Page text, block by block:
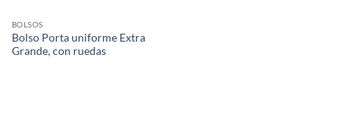
BOLSOS
Bolso Porta uniforme Extra
Grande, con ruedas